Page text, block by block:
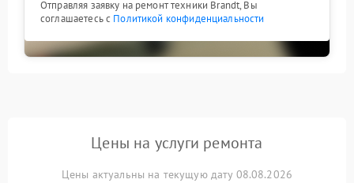
Отправляя заявку на ремонт техники Brandt, Вы
соглашаетесь с Политикой конфиденциальности
Цены на услуги ремонта
Цены актуальны на текущую дату 08.08.2026